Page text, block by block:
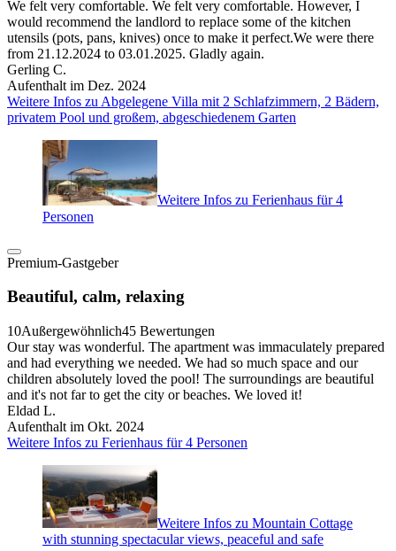
We felt very comfortable. We felt very comfortable. However, I
would recommend the landlord to replace some of the kitchen
utensils (pots, pans, knives) once to make it perfect.We were there
from 21.12.2024 to 03.01.2025. Gladly again.
Gerling C.
Aufenthalt im Dez. 2024
Weitere Infos zu Abgelegene Villa mit 2 Schlafzimmern, 2 Bädern,
privatem Pool und großem, abgeschiedenem Garten
Weitere Infos zu Ferienhaus für 4
Personen
Premium-Gastgeber
Beautiful, calm, relaxing
10Außergewöhnlich45 Bewertungen
Our stay was wonderful. The apartment was immaculately prepared
and had everything we needed. We had so much space and our
children absolutely loved the pool! The surroundings are beautiful
and it's not far to get the city or beaches. We loved it!
Eldad L.
Aufenthalt im Okt. 2024
Weitere Infos zu Ferienhaus für 4 Personen
Weitere Infos zu Mountain Cottage
with stunning spectacular views, peaceful and safe